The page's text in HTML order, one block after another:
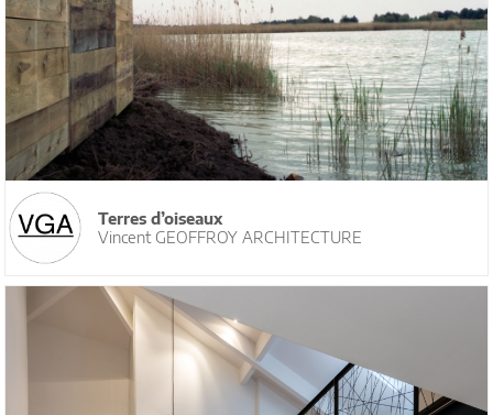
Terres d’oiseaux
Vincent GEOFFROY ARCHITECTURE